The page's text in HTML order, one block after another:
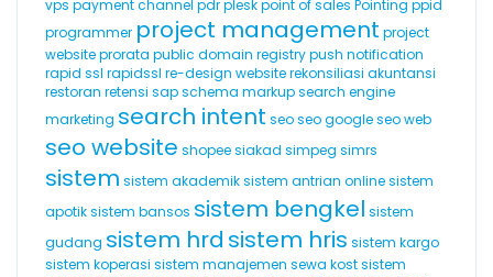
vps payment channel pdrpleskpoint of sales Pointing ppid
programmer project management project
websiteprorata public domain registrypush notification
rapid ssl rapidssl re-design websiterekonsiliasi akuntansi
restoran retensi sapschema markupsearch engine
marketing search intent seoseo googleseo web
seo website shopeesiakad simpeg simrs
sistem sistem akademiksistem antrian onlinesistem
apotiksistem bansos sistem bengkel sistem
gudang sistem hrd sistem hris sistem kargo
sistem koperasi sistem manajemen sewa kostsistem